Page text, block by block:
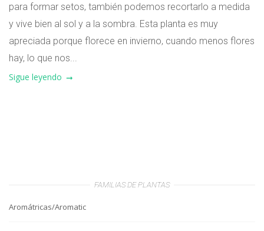
para formar setos, también podemos recortarlo a medida
y vive bien al sol y a la sombra. Esta planta es muy
apreciada porque florece en invierno, cuando menos flores
hay, lo que nos...
Sigue leyendo
FAMILIAS DE PLANTAS
Aromátricas/Aromatic